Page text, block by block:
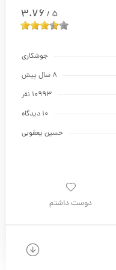
5
/
3.76
جوشکاری
8 سال پیش
10993 نفر
10 دیدگاه
حسين يعقوبي
دوست داشتم